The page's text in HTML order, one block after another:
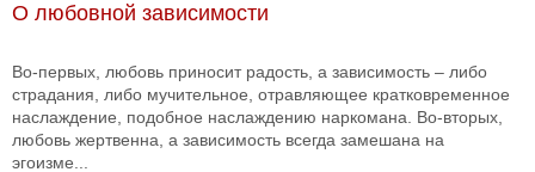
О любовной зависимости
Во-первых, любовь приносит радость, а зависимость – либо
страдания, либо мучительное, отравляющее кратковременное
наслаждение, подобное наслаждению наркомана. Во-вторых,
любовь жертвенна, а зависимость всегда замешана на
эгоизме...